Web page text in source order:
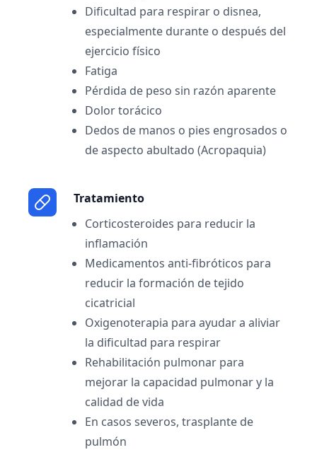
Dificultad para respirar o disnea,
especialmente durante o después del
ejercicio físico
Fatiga
Pérdida de peso sin razón aparente
Dolor torácico
Dedos de manos o pies engrosados o
de aspecto abultado (Acropaquia)
Tratamiento
Corticosteroides para reducir la
inflamación
Medicamentos anti-fibróticos para
reducir la formación de tejido
cicatricial
Oxigenoterapia para ayudar a aliviar
la dificultad para respirar
Rehabilitación pulmonar para
mejorar la capacidad pulmonar y la
calidad de vida
En casos severos, trasplante de
pulmón